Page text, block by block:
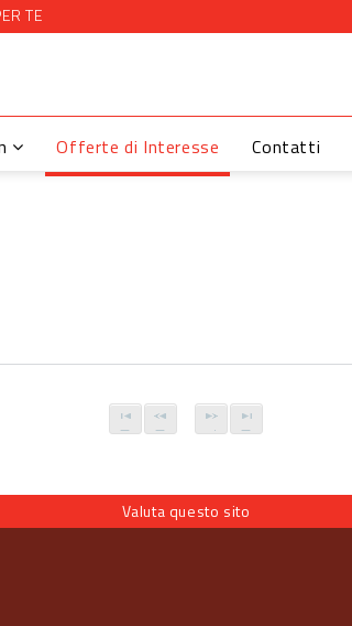
TE
Offerte di Interesse Contatti
Valuta questo sito